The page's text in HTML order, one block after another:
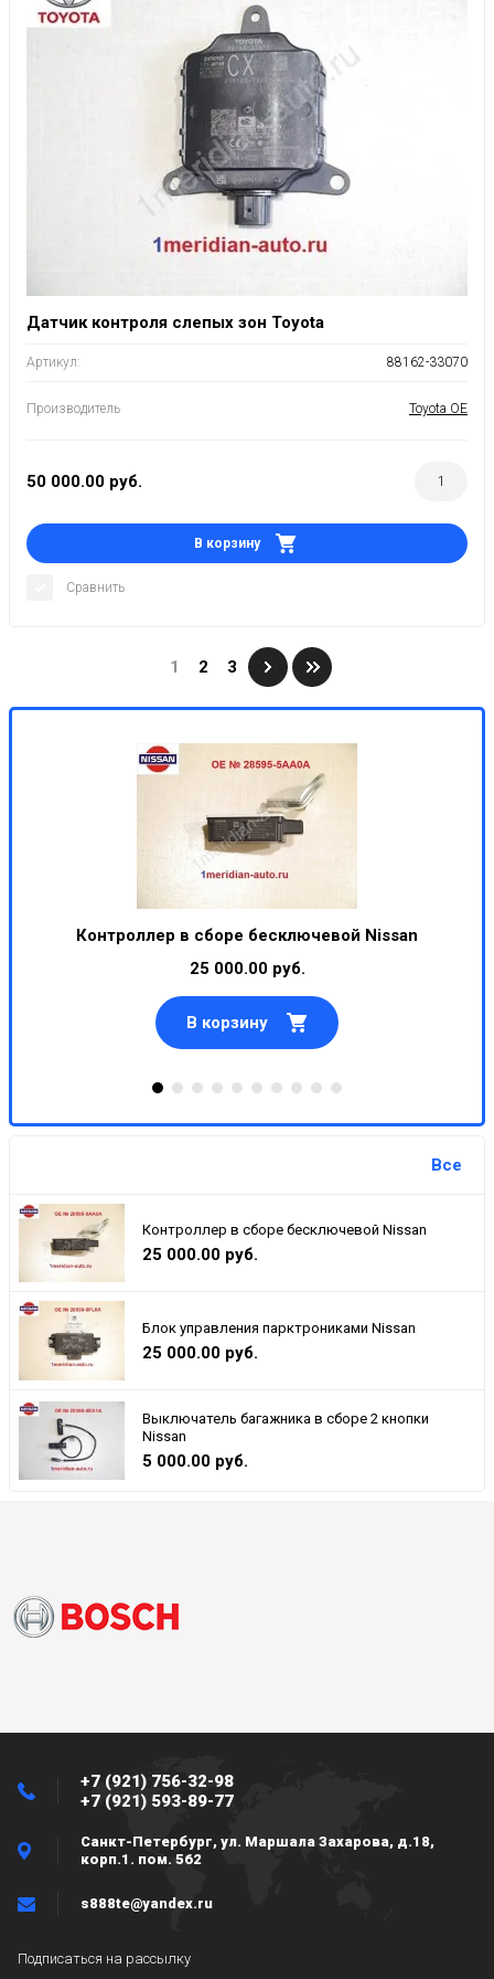
Контроллер в сборе бесключевой Nissan
25 000.00 руб.
В корзину
Все
Контроллер в сборе бесключевой Nissan
25 000.00 руб.
Блок управления парктрониками Nissan
25 000.00 руб.
Выключатель багажника в сборе 2 кнопки
Nissan
5 000.00 руб.
Датчик контроля слепых зон Toyota
Артикул: 88162-33070
Производитель Toyota OE
50 000.00 руб.
В корзину
Сравнить
1 2 3
+7 (921) 756-32-98
+7 (921) 593-89-77
Санкт-Петербург, ул. Маршала Захарова, д.18,
корп.1. пом. 562
s888te@yandex.ru
Подписаться на рассылку